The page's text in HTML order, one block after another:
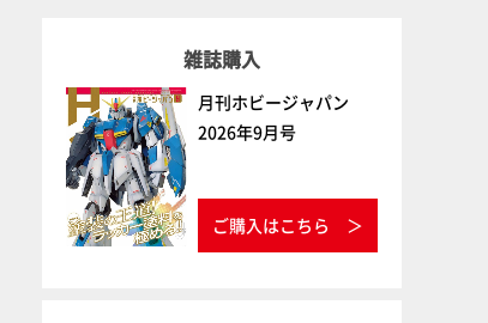
雑誌購入
月刊ホビージャパン
2026年9月号
ご購入はこちら